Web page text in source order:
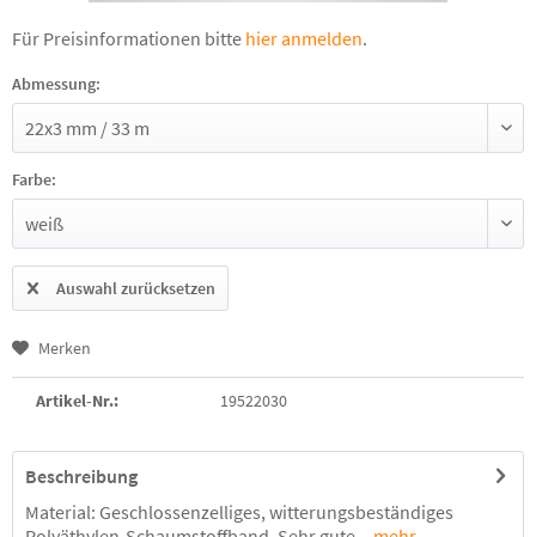
Für Preisinformationen bitte hier anmelden.
Abmessung:
Farbe:
Auswahl zurücksetzen
Merken
Artikel-Nr.: 19522030
Beschreibung
Material: Geschlossenzelliges, witterungsbeständiges